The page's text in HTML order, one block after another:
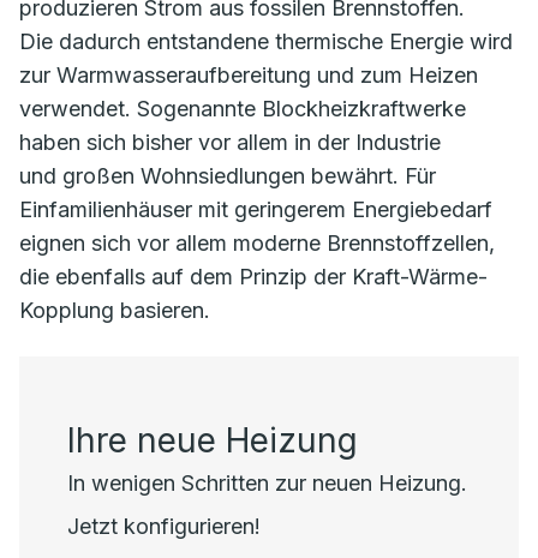
produzieren Strom aus fossilen Brennstoffen.
Die dadurch entstandene thermische Energie wird
zur Warmwasseraufbereitung und zum Heizen
verwendet. Sogenannte Blockheizkraftwerke
haben sich bisher vor allem in der Industrie
und großen Wohnsiedlungen bewährt. Für
Einfamilienhäuser mit geringerem Energiebedarf
eignen sich vor allem moderne Brennstoffzellen,
die ebenfalls auf dem Prinzip der Kraft-Wärme-
Kopplung basieren.
Ihre neue Heizung
In wenigen Schritten zur neuen Heizung.
Jetzt konfigurieren!